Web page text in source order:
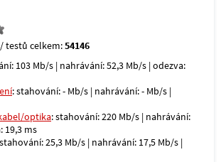
/ testů celkem:54146
103 Mb/s | nahrávání: 52,3 Mb/s | odezva:
: stahování: - Mb/s | nahrávání: - Mb/s |
optika: stahování: 220 Mb/s | nahrávání:
19,3 ms
25,3 Mb/s | nahrávání: 17,5 Mb/s |